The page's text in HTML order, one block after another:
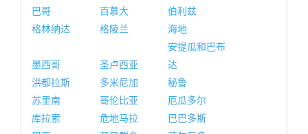
巴哥
百慕大
伯利兹
格林纳达
格陵兰 海地
墨西哥 圣卢西亚
安提瓜和巴布
达
洪都拉斯
多米尼加
秘鲁
苏里南
哥伦比亚
厄瓜多尔
库拉索
危地马拉
巴巴多斯